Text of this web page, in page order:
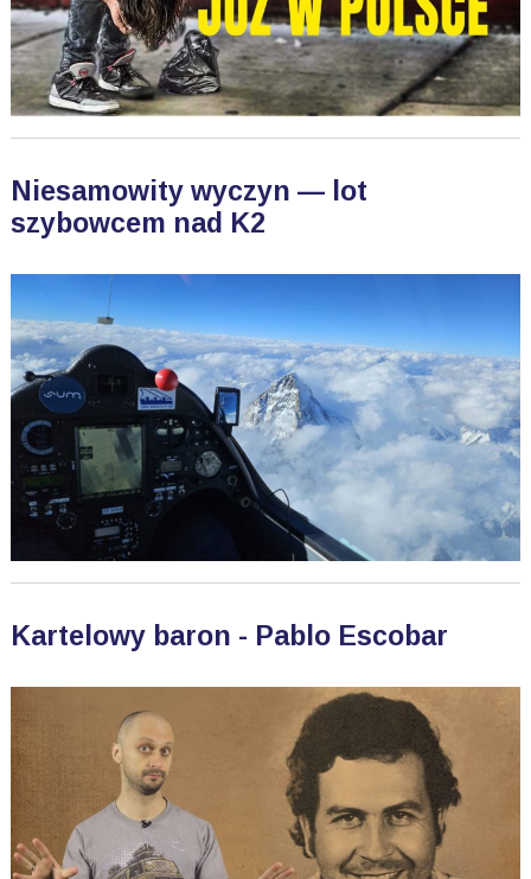
Niesamowity wyczyn — lot
szybowcem nad K2
Kartelowy baron - Pablo Escobar